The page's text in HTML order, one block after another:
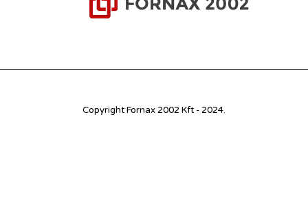
Copyright Fornax 2002 Kft - 2024.